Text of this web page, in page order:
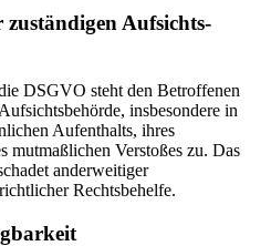
zuständigen Aufsichts­
DSGVO steht den Betroffenen
insbesondere in
Aufenthalts, ihres
mutmaßlichen Verstoßes zu. Das
anderweitiger
Rechtsbehelfe.